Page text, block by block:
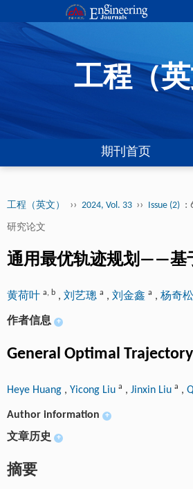
工程（
期刊首页
工程（英文） ›› 2024, Vol. 33 ›› Issue (2) :
研究论文
通用最优轨迹规划——基
黄荷叶 a, b , 刘艺璁 a , 刘金鑫 a , 杨奇松
作者信息 +
General Optimal
Heye Huang , Yicong Liu a , Jinxin Liu a ,
Author information +
文章历史 +
摘要